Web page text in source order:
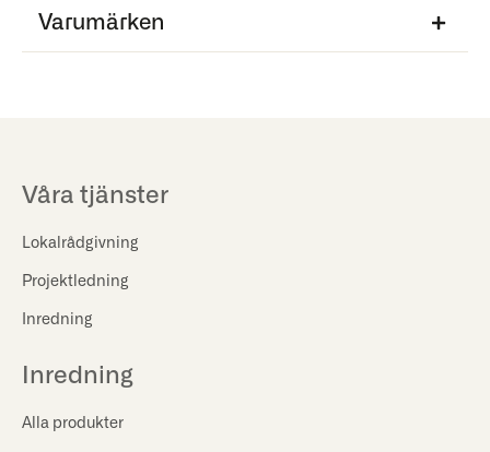
Varumärken
Våra tjänster
Lokalrådgivning
Projektledning
Inredning
Inredning
Alla produkter